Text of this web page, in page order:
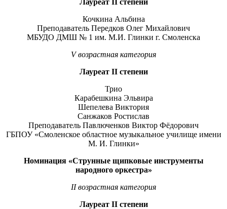
Кочкина Альбина
Преподаватель Передков Олег Михайлович
МБУДО ДМШ № 1 им. М.И. Глинки г. Смоленска
Vвозрастная категория
Лауреат IIстепени
Трио
Карабешкина Эльвира
Шепелева Виктория
Санжаков Ростислав
Преподаватель Павлюченков Виктор Фёдорович
ГБПОУ «Смоленское областное музыкальное училище имени
М. И. Глинки»
Номинация «Струнные щипковые инструменты
народного оркестра»
IIвозрастная категория
Лауреат IIстепени